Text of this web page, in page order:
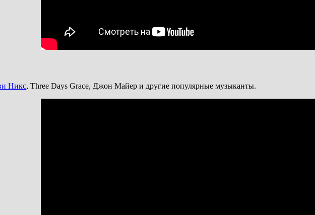
Никс, Three Days Grace, Джон Майер и другие популярные музыканты.